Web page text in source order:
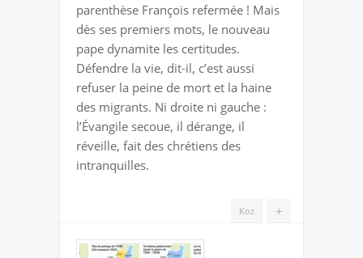
parenthèse François refermée ! Mais
dès ses premiers mots, le nouveau
pape dynamite les certitudes.
Défendre la vie, dit-il, c’est aussi
refuser la peine de mort et la haine
des migrants. Ni droite ni gauche :
l’Évangile secoue, il dérange, il
réveille, fait des chrétiens des
intranquilles.
+
Koz